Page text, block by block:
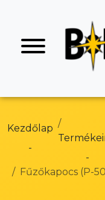
Kezdőlap
Fűzőkapocs (P-